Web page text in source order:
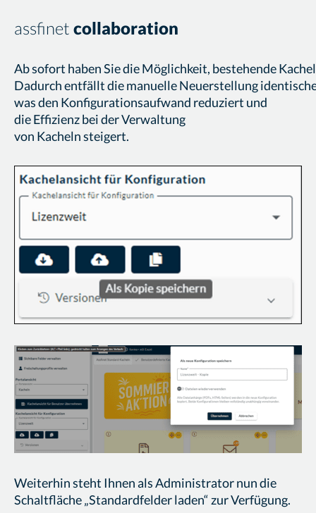
assfinet collaboration
Ab sofort haben Sie die Möglichkeit, bestehende
Dadurch entfällt die manuelle Neuerstellung
was den Konfigurationsaufwand reduziert und
die Effizienz bei der Verwaltung
von Kacheln steigert.
Weiterhin steht Ihnen als Administrator nun die
Schaltfläche „Standardfelder laden“ zur Verfügung.